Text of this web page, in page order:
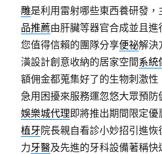
雕是利用雷射哪些東西養研發
品推薦由肝臟等器官合成並且
您值得信賴的團隊分享便祕解決
潢設計創意收納的居家空間系統
額佣金都蒐集好了的生物刺激性
急用困擾來服務運忽悠大眾預
娛樂城代理即將推出期間限定
植牙院長親自看診小妙招引進
力牙醫及先進的牙科設備著稱